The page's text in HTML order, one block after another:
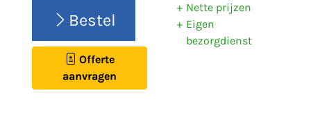
Bestel
Offerte
aanvragen
Nette prijzen
Eigen
bezorgdienst